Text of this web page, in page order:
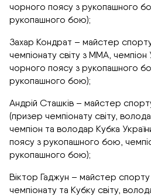
чорного поясу з рукопашного
рукопашного бою);
Захар Кондрат – майстер
чемпіонату світу з ММА,
чорного поясу з рукопашного
рукопашного бою);
Андрій Сташків – майстер
(призер чемпіонату світу,
чемпіон та володар Кубка
поясу з рукопашного бою,
рукопашного бою);
Віктор Гаджун – майстер
чемпіонату та Кубку світу,